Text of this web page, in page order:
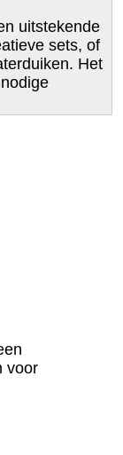
uitstekende
sets, of
Het
voor